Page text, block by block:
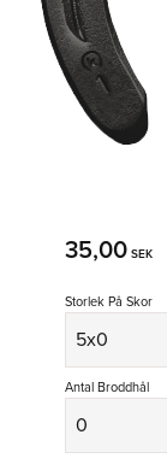
35,00 SEK
Storlek På Skor
Antal Broddhål